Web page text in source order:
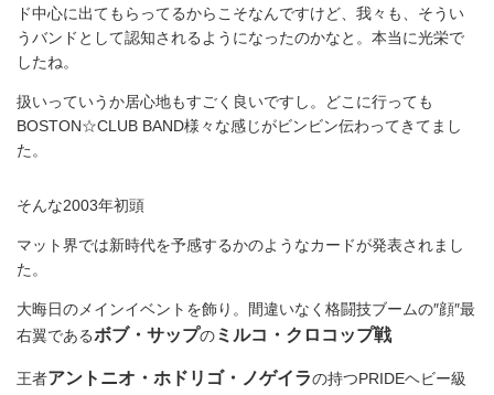
ド中心に出てもらってるからこそなんですけど、我々も、そうい
うバンドとして認知されるようになったのかなと。本当に光栄で
したね。
扱いっていうか居心地もすごく良いですし。どこに行っても
BOSTON☆CLUB BAND様々な感じがビンビン伝わってきてまし
た。
そんな2003年初頭
マット界では新時代を予感するかのようなカードが発表されまし
た。
大晦日のメインイベントを飾り。間違いなく格闘技ブームの″顔″最
右翼であるボブ・サップのミルコ・クロコップ戦
王者アントニオ・ホドリゴ・ノゲイラの持つPRIDEヘビー級